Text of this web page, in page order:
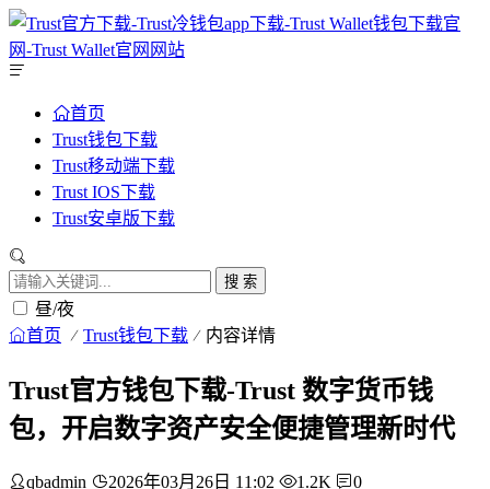
首页
Trust钱包下载
Trust移动端下载
Trust IOS下载
Trust安卓版下载
搜 索
昼/夜
首页 Trust钱包下载 内容详情
Trust官方钱包下载-Trust 数字货币钱
包，开启数字资产安全便捷管理新时代
qbadmin 2026年03月26日 11:02 1.2K 0